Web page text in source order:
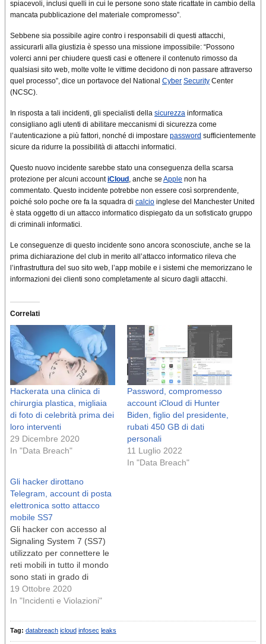
spiacevoli, inclusi quelli in cui le persone sono state ricattate in cambio della
mancata pubblicazione del materiale compromesso”.
Sebbene sia possibile agire contro i responsabili di questi attacchi,
assicurarli alla giustizia è spesso una missione impossibile: “Possono
volerci anni per chiudere questi casi e ottenere il contenuto rimosso da
qualsiasi sito web, molte volte le vittime decidono di non passare attraverso
quel processo”, dice un portavoce del National Cyber Security Center
(NCSC).
In risposta a tali incidenti, gli specialisti della sicurezza informatica
consigliano agli utenti di abilitare meccanismi di sicurezza come
l’autenticazione a più fattori, nonché di impostare password sufficientemente
sicure da ridurre la possibilità di attacchi informatici.
Questo nuovo incidente sarebbe stato una conseguenza della scarsa
protezione per alcuni accountiCloud , anche se Apple non ha
commentato. Questo incidente potrebbe non essere così sorprendente,
poiché solo poche ore fa la squadra di calcio inglese del Manchester United
è stata oggetto di un attacco informatico dispiegato da un sofisticato gruppo
di criminali informatici.
Le conseguenze di questo incidente sono ancora sconosciute, anche se la
prima dichiarazione del club in merito all’attacco informatico rileva che
l’infrastruttura del suo sito web, l’app mobile e i sistemi che memorizzano le
informazioni dei clienti sono completamente al sicuro dagli attacchi.
Correlati
Hackerata una clinica di
chirurgia plastica, migliaia
di foto di celebrità prima dei
loro interventi
29 Dicembre 2020
In "Data Breach"
Password, compromesso
account iCloud di Hunter
Biden, figlio del presidente,
rubati 450 GB di dati
personali
11 Luglio 2022
In "Data Breach"
Gli hacker dirottano
Telegram, account di posta
elettronica sotto attacco
mobile SS7
Gli hacker con accesso al
Signaling System 7 (SS7)
utilizzato per connettere le
reti mobili in tutto il mondo
sono stati in grado di
accedere ai dati di
messaggistica e posta
persone di alto profilo nel
settore delle criptova...
19 Ottobre 2020
In "Incidenti e Violazioni"
Tag: databreach icloud infosec leaks